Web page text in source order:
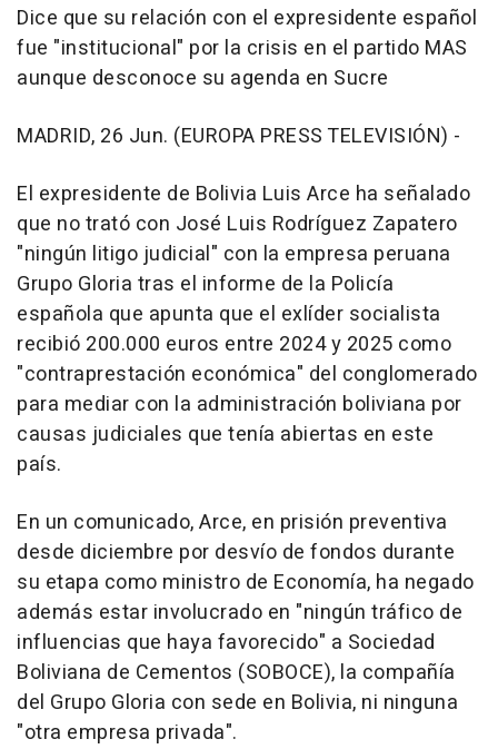
Dice que su relación con el expresidente español
fue "institucional" por la crisis en el partido MAS
aunque desconoce su agenda en Sucre
MADRID, 26 Jun. (EUROPA PRESS TELEVISIÓN) -
El expresidente de Bolivia Luis Arce ha señalado
que no trató con José Luis Rodríguez Zapatero
"ningún litigo judicial" con la empresa peruana
Grupo Gloria tras el informe de la Policía
española que apunta que el exlíder socialista
recibió 200.000 euros entre 2024 y 2025 como
"contraprestación económica" del conglomerado
para mediar con la administración boliviana por
causas judiciales que tenía abiertas en este
país.
En un comunicado, Arce, en prisión preventiva
desde diciembre por desvío de fondos durante
su etapa como ministro de Economía, ha negado
además estar involucrado en "ningún tráfico de
influencias que haya favorecido" a Sociedad
Boliviana de Cementos (SOBOCE), la compañía
del Grupo Gloria con sede en Bolivia, ni ninguna
"otra empresa privada".